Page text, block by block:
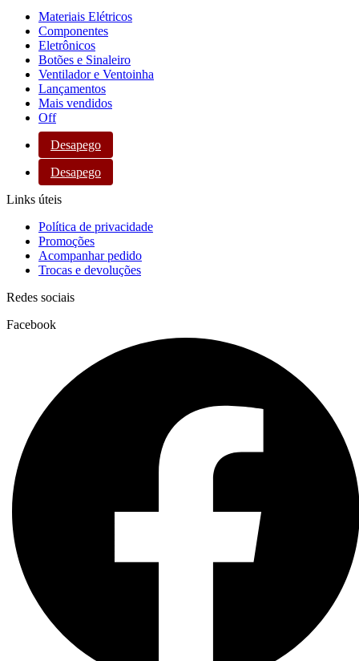
Materiais Elétricos
Componentes
Eletrônicos
Botões e Sinaleiro
Ventilador e Ventoinha
Lançamentos
Mais vendidos
Off
Desapego
Desapego
Links úteis
Política de privacidade
Promoções
Acompanhar pedido
Trocas e devoluções
Redes sociais
Facebook